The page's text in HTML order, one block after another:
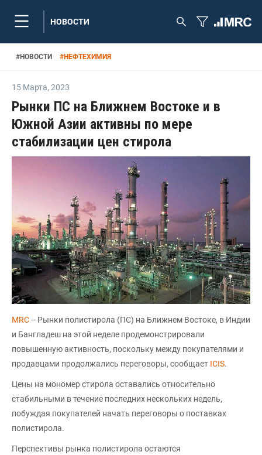
НОВОСТИ
#НОВОСТИ #НЕФТЕХИМИЯ
15 Марта, 2023
Рынки ПС на Ближнем Востоке и в
Южной Азии активны по мере
стабилизации цен стирола
MRC-- Рынки полистирола (ПС) на Ближнем Востоке, в Индии
и Бангладеш на этой неделе продемонстрировали
повышенную активность, поскольку между покупателями и
продавцами продолжались переговоры, сообщает ICIS.
Цены на мономер стирола оставались относительно
стабильными в течение последних нескольких недель,
побуждая покупателей начать переговоры о поставках
полистирола.
Перспективы рынка полистирола остаются